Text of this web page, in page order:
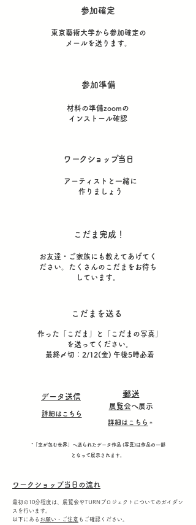
参加確定
東京藝術大学から参加確定の
メールを送ります。
参加準備
材料の準備zoomの
インストール確認
​ワークショップ当日
アーティストと一緒に
作りましょう
こだま完成！
お友達・ご家族にも教えてあげてく
ださい。たくさんのこだまをお待ち
しています。
こだまを送る
作った「こだま」と「こだまの写真」
を送ってください。
​最終〆切：2/12(金) 午後5時必着
データ送信
詳細はこちら
郵送
​展覧会へ展示
詳細はこちら ＊
*「窓が包む世界」へ送られたデータ作品 (写真)は作品の一部
となって展示されます。
ワークショップ当日の流れ
最初の10分程度は、展覧会やTURNプロジェクトについてのガイダン
スを行います。
以下にある お願い・ご注意 もご確認ください。